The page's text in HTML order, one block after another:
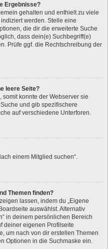
Ergebnisse?
gehalten und enthielt zu viele
werden. Stelle eine
die dir die erweiterte Suche
dass dein(e) Suchbegriff(e)
Prüfe ggf. die Rechtschreibung der
leere Seite?
konnte der Webserver sie
und gib spezifischere
auf verschiedene Unterforen.
einem Mitglied suchen“.
Themen finden?
lassen, indem du „Eigene
auswählst. Alternativ
in deinem persönlichen Bereich
deiner eigenen Profilseite
um nach von dir erstellen Themen
Optionen in die Suchmaske ein.